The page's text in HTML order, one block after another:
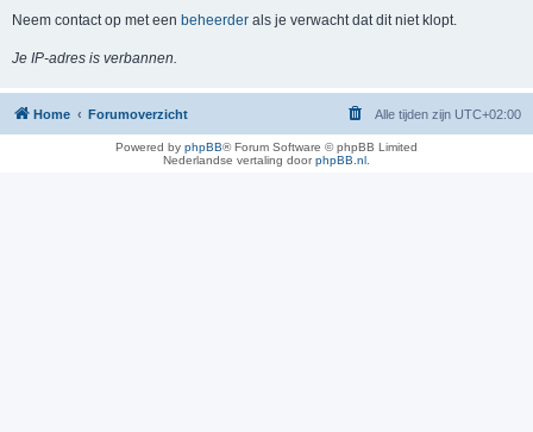
Neem contact op met een beheerder als je verwacht dat dit niet klopt.
Je IP-adres is verbannen.
Home Forumoverzicht Alle tijden zijn UTC+02:00
Powered by phpBB® Forum Software © phpBB Limited
Nederlandse vertaling doorphpBB.nl